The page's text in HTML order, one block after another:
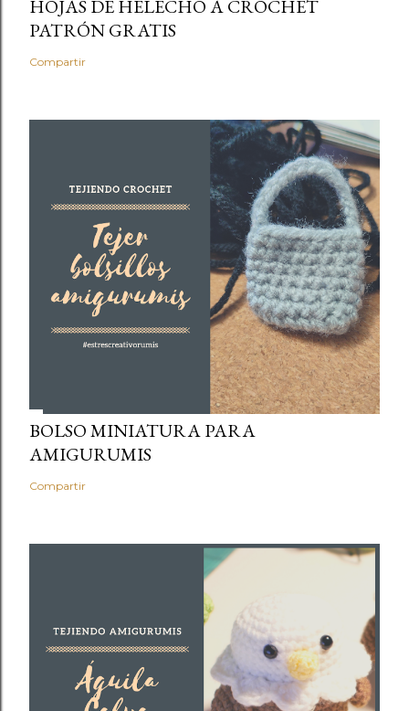
HOJAS DE HELECHO A CROCHET
PATRÓN GRATIS
Compartir
BOLSO MINIATURA PARA
AMIGURUMIS
Compartir